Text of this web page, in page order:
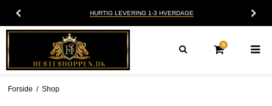
HURTIG LEVERING 1-3 HVERDAGE
0
Forside / Shop